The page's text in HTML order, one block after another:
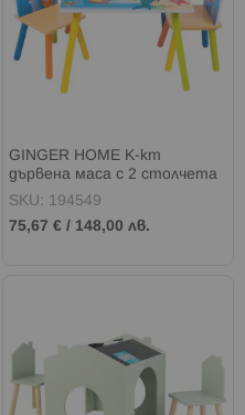
GINGER HOME К-кт
дървена маса с 2 столчета
МОРСКИ ЖИВОТНИ
SKU: 194549
75,67 € / 148,00 лв.